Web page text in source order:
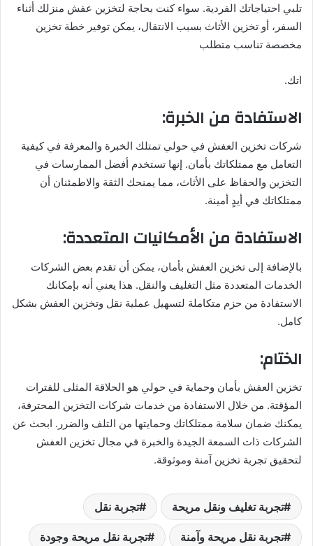
تلبي احتياجاتك الفردية. سواء كنت بحاجة لتخزين عفش منزلك أثناء
السفر، أو تخزين الأثاث بسبب الانتقال، يمكن توفير خطة تخزين
مخصصة تناسب متطلب
اتك.
الاستفادة من الخبرة:
شركات تخزين العفش في حولي تمتلك الخبرة والمعرفة في كيفية
التعامل مع ممتلكاتك بأمان. إنها تستخدم أفضل الممارسات في
التخزين والحفاظ على الأثاث، مما يمنحك الثقة والاطمئنان أن
ممتلكاتك في أيدٍ أمينة.
الاستفادة من الأمكانيات المتعددة:
بالإضافة إلى تخزين العفش بأمان، يمكن أن تقدم بعض الشركات
الخدمات المتعددة مثل التغليف والنقل. هذا يعني أنه بإمكانك
الاستفادة من حزم متكاملة لتسهيل عملية نقل وتخزين العفش بشكل
كامل.
الختام:
تخزين العفش بأمان وحماية في حولي هو الحلاقة المثلى للفترات
المؤقتة. من خلال الاستفادة من خدمات شركات التخزين المحترفة،
يمكنك ضمان سلامة ممتلكاتك وحمايتها من التلف والضرر. ابحث عن
الشركات ذات السمعة الجيدة والخبرة في مجال تخزين العفش
لتحقيق تجربة تخزين آمنة وموثوقة.
تجربة تغليف ونقل مريحة تجربة نقل
تجربة نقل مريحة وآمنة تجربة نقل مريحة وجودة